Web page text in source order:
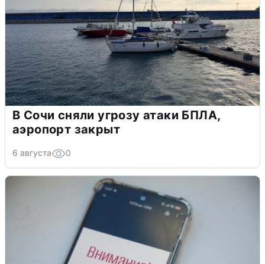
В Сочи сняли угрозу атаки БПЛА,
аэропорт закрыт
6 августа 0